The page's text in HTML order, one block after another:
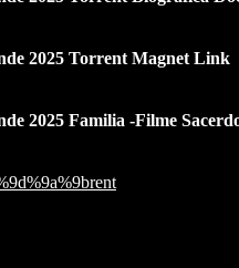
2025 Torrent Magnet Link
2025 Familia -Filme